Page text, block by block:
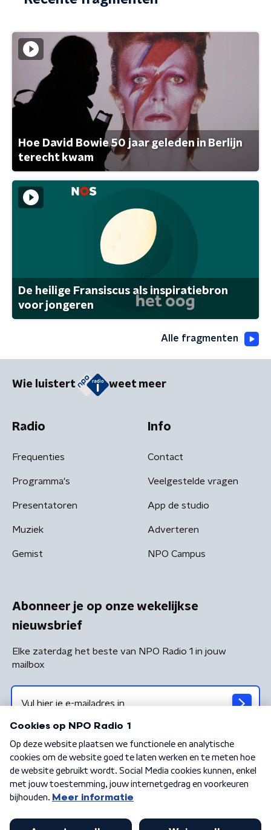
Hoe David Bowie 50 jaar geleden in Berlijn
terecht kwam
De heilige Fransiscus als inspiratiebron
voor jongeren
Alle fragmenten
Wie luistert weet meer
Radio
Frequenties
Programma's
Presentatoren
Muziek
Gemist
Info
Contact
Veelgestelde vragen
App de studio
Adverteren
NPO Campus
Abonneer je op onze wekelijkse
nieuwsbrief
Elke zaterdag het beste van NPO Radio 1 in jouw
mailbox
Algemene voorwaarden